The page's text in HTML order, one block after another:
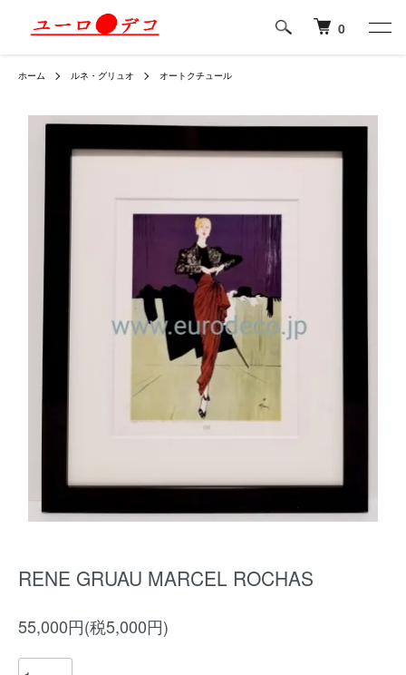
0
ホーム ルネ・グリュオ オートクチュール
RENE GRUAU MARCEL ROCHAS
55,000円(税5,000円)